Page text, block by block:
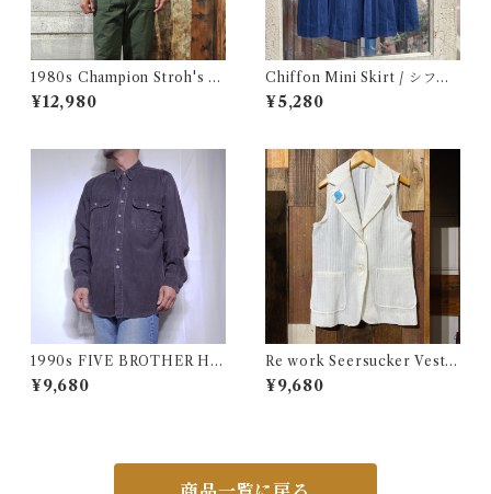
1980s Champion Stroh's W
ater Print T-Shirt Size XL /
チャンピオン トリコ タグ 染み
¥12,980
Chiffon Mini Skirt / シフォ
ン ミニ プリーツ スカート 古
着
¥5,280
1990s FIVE BROTHER He
avy Flannel Shirt CHAMOI
S CLOTH Black USA / ファ
¥9,680
Re work Seersucker Vest /
リワーク シアサッカー ベスト
古着
¥9,680